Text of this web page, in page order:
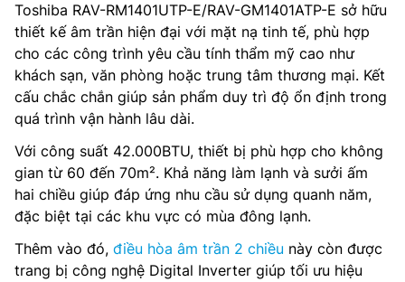
Toshiba RAV-RM1401UTP-E/RAV-GM1401ATP-E sở hữu
thiết kế âm trần hiện đại với mặt nạ tinh tế, phù hợp
cho các công trình yêu cầu tính thẩm mỹ cao như
khách sạn, văn phòng hoặc trung tâm thương mại. Kết
cấu chắc chắn giúp sản phẩm duy trì độ ổn định trong
quá trình vận hành lâu dài.
Với công suất 42.000BTU, thiết bị phù hợp cho không
gian từ 60 đến 70m². Khả năng làm lạnh và sưởi ấm
hai chiều giúp đáp ứng nhu cầu sử dụng quanh năm,
đặc biệt tại các khu vực có mùa đông lạnh.
Thêm vào đó, điều hòa âm trần 2 chiều này còn được
trang bị công nghệ Digital Inverter giúp tối ưu hiệu